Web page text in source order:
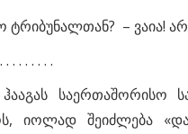
– ვაია!
. . . . . . . .
საერთაშორისო
შეიძლება